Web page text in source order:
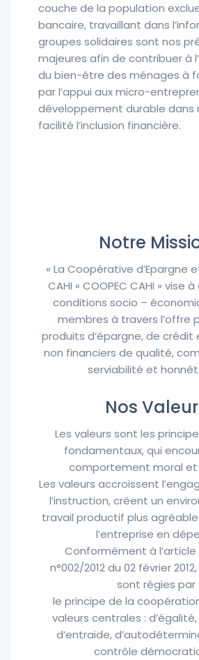
couche de la population
bancaire, travaillant dans
groupes solidaires sont nos
majeures afin de contribuer à
du bien-être des ménages à
par l’appui aux micro-
développement durable dans
facilité l’inclusion financière.
Notre
« La Coopérative d’Epargne
CAHI « COOPEC CAHI » vise
conditions socio –
membres à travers l’offre
produits d’épargne, de crédit
non financiers de qualité,
serviabilité et
Nos
Les valeurs sont les
fondamentaux, qui
comportement moral et
Les valeurs accroissent
l’instruction, créent un
travail productif plus
l’entreprise en
Conformément à l’article
n°002/2012 du 02 février
sont régies par
le principe de la
valeurs centrales :
d’entraide,
contrôle